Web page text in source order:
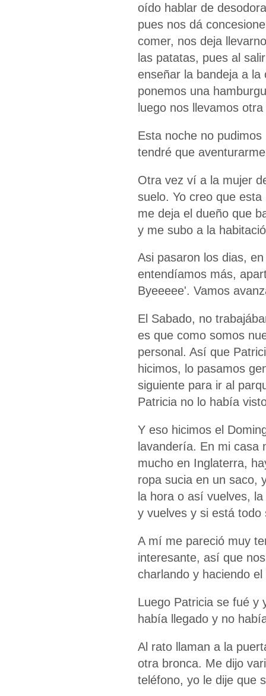
oído hablar de
pues nos dá
comer, nos deja
las patatas, pues al
enseñar la bandeja a
ponemos una
luego nos llevamos
Esta noche no
tendré que
Otra vez ví a la mujer
suelo. Yo creo que
me deja el dueño que
y me subo a la
Asi pasaron los dias,
entendíamos más,
Byeeeee'. Vamos
El Sabado, no
es que como somos
personal. Así que
hicimos, lo pasamos
siguiente para ir al
Patricia no lo había
Y eso hicimos el
lavandería. En mi casa
mucho en Inglaterra,
ropa sucia en un saco,
la hora o así vuelves,
y vuelves y si está
A mí me pareció muy
interesante, así que
charlando y haciendo el
Luego Patricia se fué y
había llegado y no
Al rato llaman a la
otra bronca. Me dijo
teléfono, yo le dije que